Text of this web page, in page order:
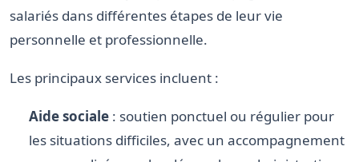
salariés dans différentes étapes de leur vie
personnelle et professionnelle.
Les principaux services incluent :
Aide sociale : soutien ponctuel ou régulier pour
les situations difficiles, avec un accompagnement